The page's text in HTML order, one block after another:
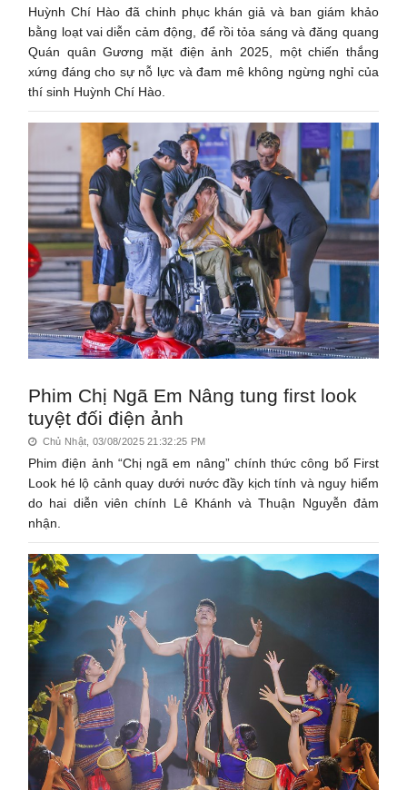
Huỳnh Chí Hào đã chinh phục khán giả và ban giám khảo
bằng loạt vai diễn cảm động, để rồi tỏa sáng và đăng quang
Quán quân Gương mặt điện ảnh 2025, một chiến thắng
xứng đáng cho sự nỗ lực và đam mê không ngừng nghỉ của
thí sinh Huỳnh Chí Hào.
Phim Chị Ngã Em Nâng tung first look
tuyệt đối điện ảnh
Chủ Nhật, 03/08/2025 21:32:25 PM
Phim điện ảnh “Chị ngã em nâng” chính thức công bố First
Look hé lộ cảnh quay dưới nước đầy kịch tính và nguy hiểm
do hai diễn viên chính Lê Khánh và Thuận Nguyễn đảm
nhận.